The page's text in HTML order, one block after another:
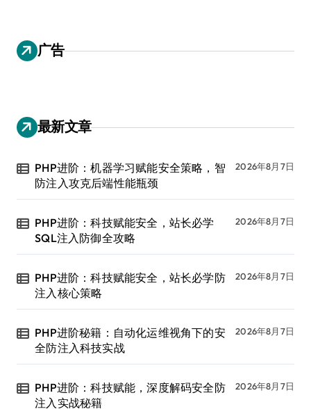
广告
最新文章
PHP进阶：机器学习赋能安全策略，智
防注入攻克后端性能瓶颈
2026年8月7日
PHP进阶：科技赋能安全，站长必学
SQL注入防御全攻略
2026年8月7日
PHP进阶：科技赋能安全，站长必学防
注入核心策略
2026年8月7日
PHP进阶秘籍：自动化运维视角下的安
全防注入科技实战
2026年8月7日
PHP进阶：科技赋能，深度解码安全防
注入实战秘籍
2026年8月7日